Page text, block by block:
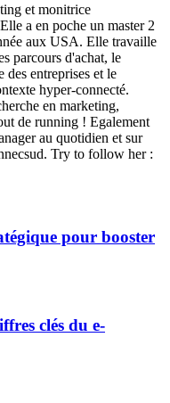
et monitrice
a en poche un master 2
aux USA. Elle travaille
parcours d'achat, le
entreprises et le
hyper-connecté.
en marketing,
de running ! Egalement
au quotidien et sur
Try to follow her :
pour booster
clés du e-